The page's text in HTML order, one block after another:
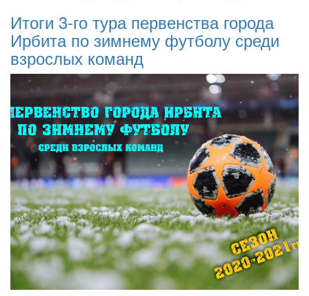
Итоги 3-го тура первенства города
Ирбита по зимнему футболу среди
взрослых команд